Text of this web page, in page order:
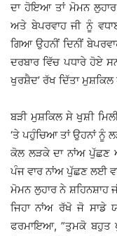
ਦਾ ਹੋਇਆ ਤਾਂ ਮੋਮਨ
ਅਤੇ ਬੇਪਰਵਾਹ ਜੀ ਨੂੰ
ਗਿਆ ਉਹਨੀਂ ਦਿਨੀਂ
ਦਰਬਾਰ ਵਿੱਚ ਪਧਾਰੇ ਹੋਏ
ਖੁਰਸ਼ੈਦ’ ਰੱਖ ਦਿੱਤਾ
ਬੜੀ ਮੁਸ਼ਕਿਲ ਸੇ ਖੁਸ਼ੀ
‘ਤੇ ਪਹੁੰਚਿਆ ਤਾਂ ਉਹਨਾਂ ਨੂੰ
ਕੋਲ ਲੜਕੇ ਦਾ ਨਾਂਅ ਪੁੱਛਣ
ਪੰਜ ਵਾਰ ਨਾਂਅ ਪੁੱਛਣ ਲਈ
ਮੋਮਨ ਲੁਹਾਰ ਨੇ ਸ਼ਹਿਨਸ਼ਾਹ
ਜਿਹਾ ਨਾਂਅ ਰੱਖੋ ਜੋ ਸਾਡੇ
ਫਰਮਾਇਆ, ”ਤੁਮਕੋ ਬਹੁਤ